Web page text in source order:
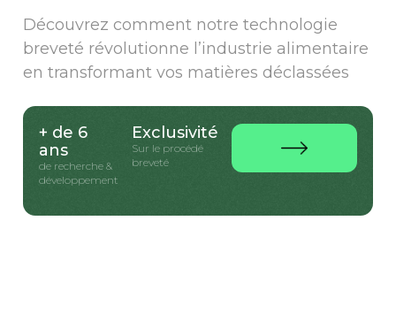
Découvrez comment notre technologie
breveté révolutionne l’industrie alimentaire
en transformant vos matières déclassées
+ de 6
ans
de recherche &
développement
Exclusivité
Sur le procédé
breveté